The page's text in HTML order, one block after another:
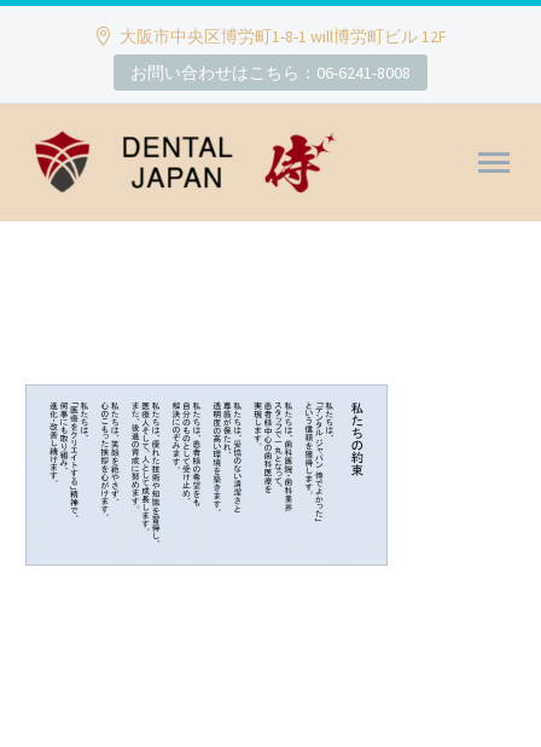
大阪市中央区博労町1-8-1 will博労町ビル 12F
お問い合わせはこちら：06-6241-8008